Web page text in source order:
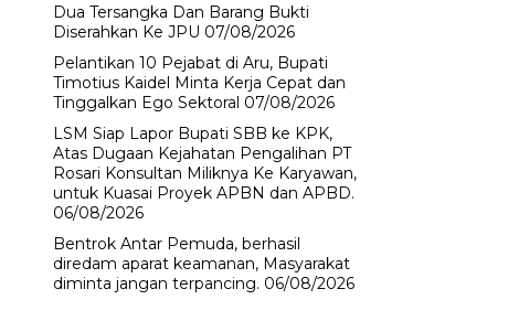
Dua Tersangka Dan Barang Bukti
Diserahkan Ke JPU 07/08/2026
Pelantikan 10 Pejabat di Aru, Bupati
Timotius Kaidel Minta Kerja Cepat dan
Tinggalkan Ego Sektoral 07/08/2026
LSM Siap Lapor Bupati SBB ke KPK,
Atas Dugaan Kejahatan Pengalihan PT
Rosari Konsultan Miliknya Ke Karyawan,
untuk Kuasai Proyek APBN dan APBD.
06/08/2026
Bentrok Antar Pemuda, berhasil
diredam aparat keamanan, Masyarakat
diminta jangan terpancing. 06/08/2026